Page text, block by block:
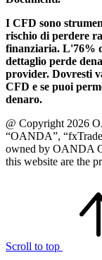
I CFD sono
rischio di perdere
finanziaria. L'76%
dettaglio perde
provider. Dovresti
CFD e se puoi
denaro.
@ Copyright 2026
“OANDA”,
owned by OANDA
this website are the
Scroll to top